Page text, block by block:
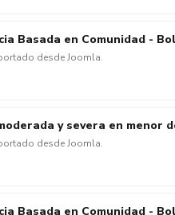
Basada en Comunidad -
desde Joomla.
y severa en menor
desde Joomla.
Basada en Comunidad -